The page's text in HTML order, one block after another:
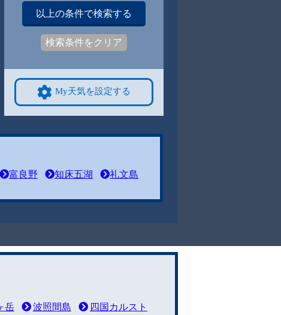
以上の条件で検索する
検索条件をクリア
My天気を設定する
富良野 知床五湖 礼文島
岳 波照間島 四国カルスト